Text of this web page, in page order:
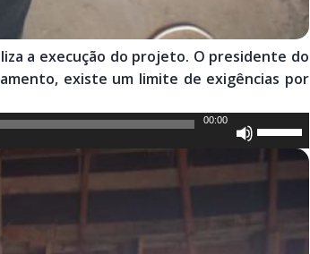
a execução do projeto. O presidente do
existe um limite de exigências por
00:00
cima